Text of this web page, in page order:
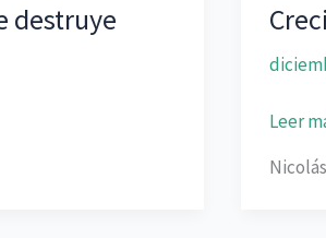
destruye
iglesia
Leer